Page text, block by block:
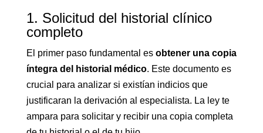
1. Solicitud del historial clínico
completo
El primer paso fundamental es obtener una copia
íntegra del historial médico. Este documento es
crucial para analizar si existían indicios que
justificaran la derivación al especialista. La ley te
ampara para solicitar y recibir una copia completa